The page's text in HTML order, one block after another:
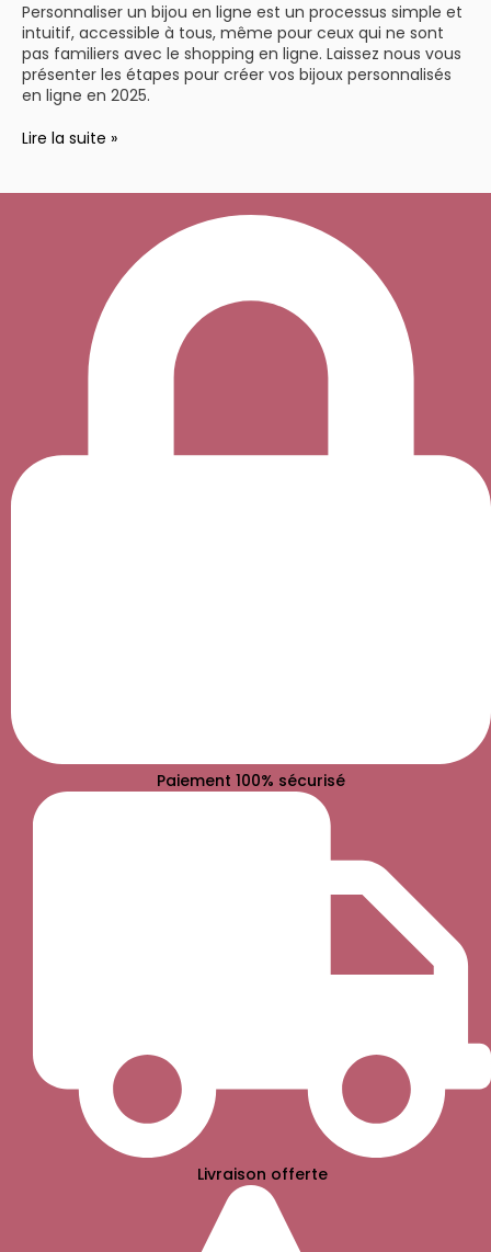
Personnaliser un bijou en ligne est un processus simple et
intuitif, accessible à tous, même pour ceux qui ne sont
pas familiers avec le shopping en ligne. Laissez nous vous
présenter les étapes pour créer vos bijoux personnalisés
en ligne en 2025.
Lire la suite »
Paiement 100% sécurisé
Livraison offerte